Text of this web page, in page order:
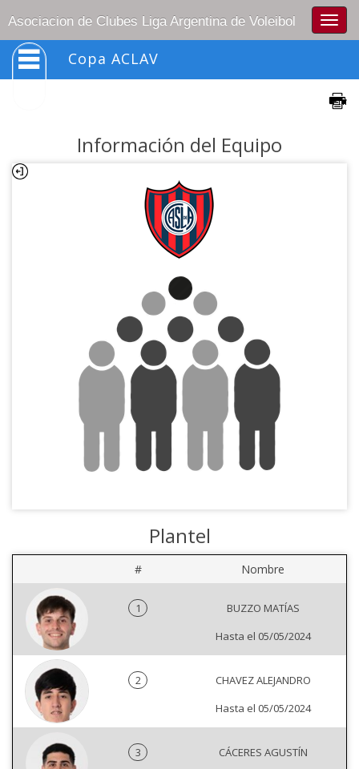
Asociacion de Clubes Liga Argentina de Voleibol
Copa ACLAV
Información del Equipo
Plantel
# Nombre
1
BUZZO MATÍAS
Hasta el 05/05/2024
2
CHAVEZ ALEJANDRO
Hasta el 05/05/2024
3
CÁCERES AGUSTÍN